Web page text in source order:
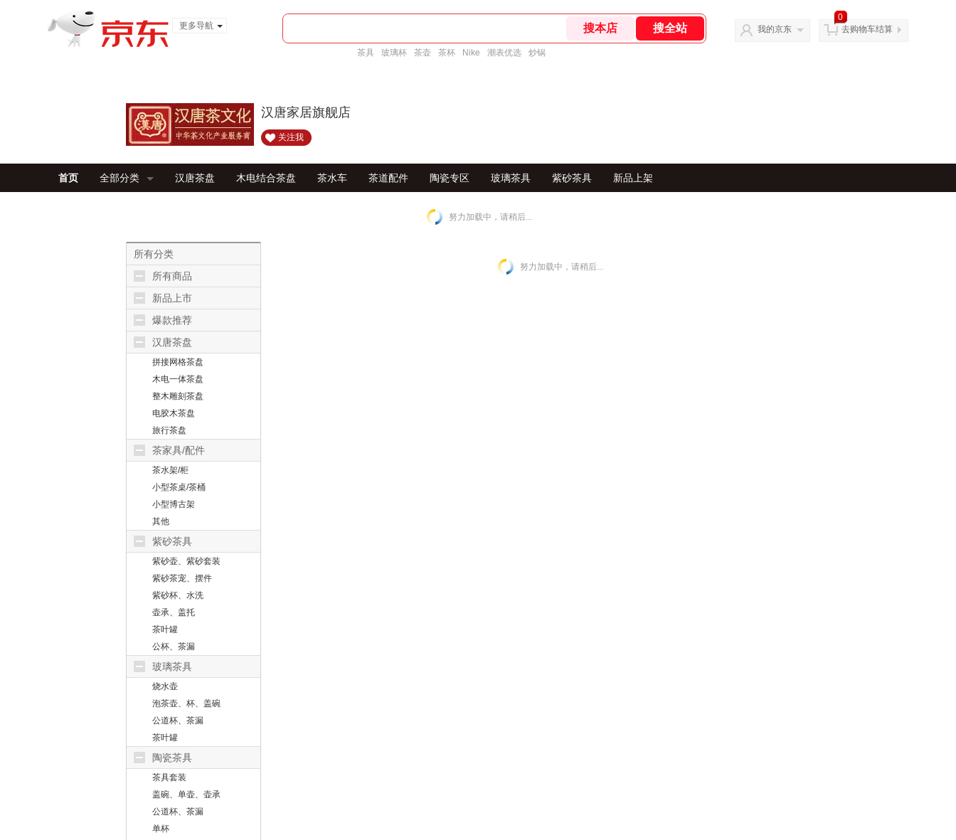
更多导航
茶具 玻璃杯 茶壶 茶杯 Nike 潮表优选 炒锅
我的京东
0
去购物车结算
汉唐家居旗舰店
关注我
首页 全部分类 汉唐茶盘 木电结合茶盘 茶水车 茶道配件 陶瓷专区 玻璃茶具 紫砂茶具 新品上架
努力加载中，请稍后...
所有分类
所有商品
新品上市
爆款推荐
汉唐茶盘
拼接网格茶盘
木电一体茶盘
整木雕刻茶盘
电胶木茶盘
旅行茶盘
茶家具/配件
茶水架/柜
小型茶桌/茶桶
小型博古架
其他
紫砂茶具
紫砂壶、紫砂套装
紫砂茶宠、摆件
紫砂杯、水洗
壶承、盖托
茶叶罐
公杯、茶漏
玻璃茶具
烧水壶
泡茶壶、杯、盖碗
公道杯、茶漏
茶叶罐
陶瓷茶具
茶具套装
盖碗、单壶、壶承
公道杯、茶漏
单杯
努力加载中，请稍后...